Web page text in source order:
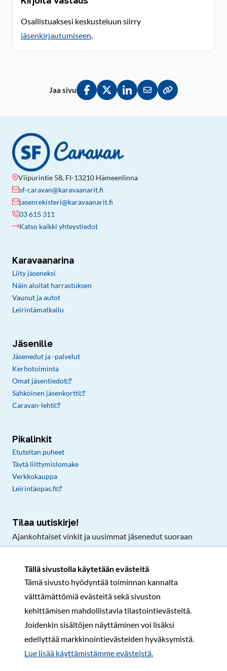
Tällä sivustolla käytetään evästeitä
Tämä sivusto hyödyntää toiminnan kannalta
välttämättömiä evästeitä sekä sivuston
kehittämisen mahdollistavia tilastointievästeitä.
Joidenkin sisältöjen näyttäminen voi lisäksi
edellyttää markkinointievästeiden hyväksymistä.
Lue lisää käyttämistämme evästeistä.​​​​​​
Osallistuaksesi keskusteluun siirry
jäsenkirjautumiseen.
Jaa sivu
Jaa Facebookissa
Jaa Twitterissä
Jaa LinkedInissä
Jaa sähköpostitse
Kopioi linkki
Viipurintie 58, FI-13210 Hämeenlinna
sf-caravan@karavaanarit.fi
jasenrekisteri@karavaanarit.fi
03 615 311
Katso kaikki yhteystiedot
Karavaanarina
Liity jäseneksi
Näin aloitat harrastuksen
Vaunut ja autot
Leirintämatkailu
Jäsenille
Jäsenedut ja -palvelut
Kerhotoiminta
Omat jäsentiedot
Sähköinen jäsenkortti
Caravan-lehti
Pikalinkit
Etuteltan puheet
Täytä liittymislomake
Verkkokauppa
Leirintäopas.fi
Tilaa uutiskirje!
Ajankohtaiset vinkit ja uusimmat jäsenedut suoraan
Rekisteri- ja tietosuojaselosteSopimusehdot